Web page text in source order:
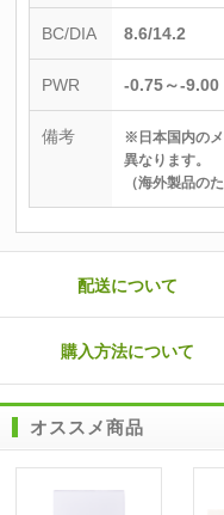
BC/DIA 8.6/14.2
PWR -0.75～-9.00
備考
※日本国内の
異なります。
（海外製品の
配送について
購入方法について
オススメ商品